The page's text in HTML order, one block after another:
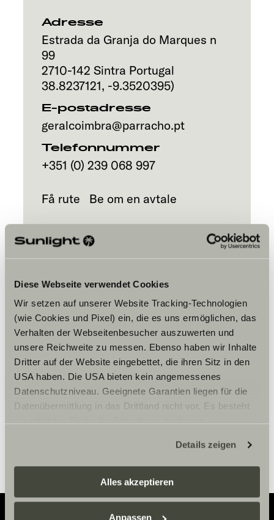
Diese Webseite verwendet Cookies
Wir setzen auf unserer Website Tracking-Technologien
(wie Cookies und Pixel) ein, die es uns ermöglichen, das
Verhalten der Webseitenbesucher auszuwerten und
unsere Reichweite zu messen. Ebenso haben wir Inhalte
Dritter auf der Website eingebettet, die ihren Sitz in den
USA haben. Die USA bieten kein angemessenes
Datenschutzniveau. Geeignete Garantien liegen für die
Datenübermittlung in das Drittland nicht vor. Es besteht
zustehen. Eingesetzte Dienstleister können Daten für
eigene Zwecke verarbeiten und mit anderen Daten
zusammenführen. Weitere Informationen finden Sie hier:
Datenschutzerklärung
Details zeigen
Alles akzeptieren
Anpassen
Adresse
Estrada da Granja do Marques n
99
2710-142 Sintra Portugal
38.8237121, -9.3520395)
E-postadresse
geralcoimbra@parracho.pt
Telefonnummer
+351 (0) 239 068 997
Få rute Be om en avtale
Vennligst aksepter
markedsføringscookies for å se
innholdet.
Innstillinger for cookies